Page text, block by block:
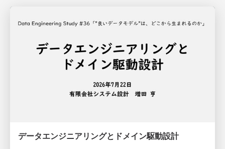
データエンジニアリングとドメイン駆動設計